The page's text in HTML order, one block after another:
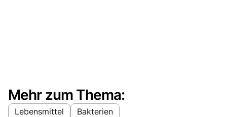
Mehr zum Thema:
Lebensmittel Bakterien